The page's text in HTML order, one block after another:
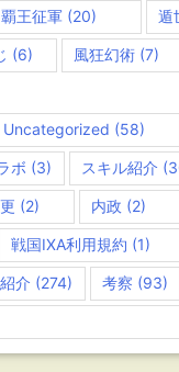
覇王征軍 (20) 遁
(6) 風狂幻術 (7)
Uncategorized (58)
ボ (3) スキル紹介
(2) 内政 (2)
戦国IXA利用規約 (1)
介 (274) 考察 (93)